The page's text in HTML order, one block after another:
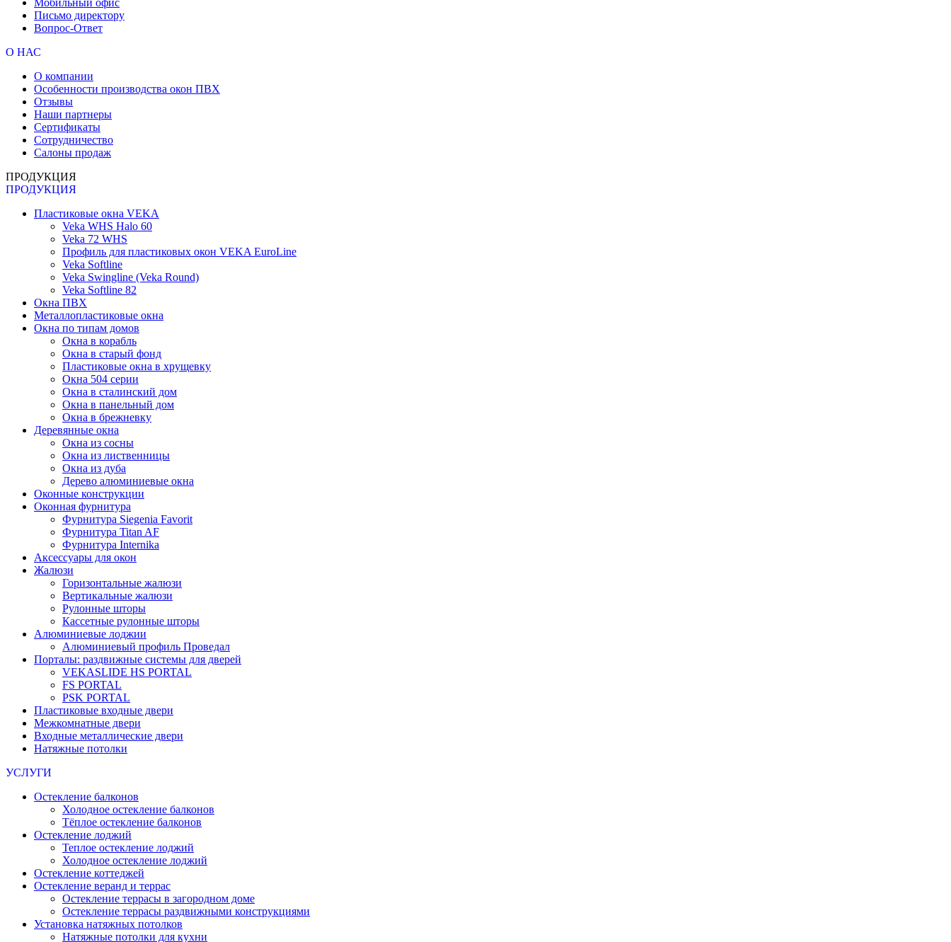
Мобильный офис
Письмо директору
Вопрос-Ответ
О НАС
О компании
Особенности производства окон ПВХ
Отзывы
Наши партнеры
Сертификаты
Сотрудничество
Салоны продаж
ПРОДУКЦИЯ
ПРОДУКЦИЯ
Пластиковые окна VEKA
Veka WHS Halo 60
Veka 72 WHS
Профиль для пластиковых окон VEKA EuroLine
Veka Softline
Veka Swingline (Veka Round)
Veka Softline 82
Окна ПВХ
Металлопластиковые окна
Окна по типам домов
Окна в корабль
Окна в старый фонд
Пластиковые окна в хрущевку
Окна 504 серии
Окна в сталинский дом
Окна в панельный дом
Окна в брежневку
Деревянные окна
Окна из сосны
Окна из лиственницы
Окна из дуба
Дерево алюминиевые окна
Оконные конструкции
Оконная фурнитура
Фурнитура Siegenia Favorit
Фурнитура Titan AF
Фурнитура Internika
Аксессуары для окон
Жалюзи
Горизонтальные жалюзи
Вертикальные жалюзи
Рулонные шторы
Кассетные рулонные шторы
Алюминиевые лоджии
Алюминиевый профиль Проведал
Порталы: раздвижные системы для дверей
VEKASLIDE HS PORTAL
FS PORTAL
PSK PORTAL
Пластиковые входные двери
Межкомнатные двери
Входные металлические двери
Натяжные потолки
УСЛУГИ
Остекление балконов
Холодное остекление балконов
Тёплое остекление балконов
Остекление лоджий
Теплое остекление лоджий
Холодное остекление лоджий
Остекление коттеджей
Остекление веранд и террас
Остекление террасы в загородном доме
Остекление террасы раздвижными конструкциями
Установка натяжных потолков
Натяжные потолки для кухни